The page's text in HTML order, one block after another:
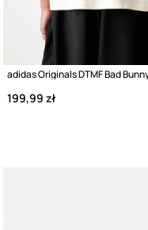
199,99 zł